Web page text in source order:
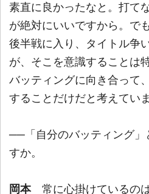
素直に良かったなと。打て
が絶対にいいですから。で
後半戦に入り、タイトル争
が、そこを意識することは
バッティングに向き合って
することだけだと考えていま
──「自分のバッティング」
すか。
岡本常に心掛けているの